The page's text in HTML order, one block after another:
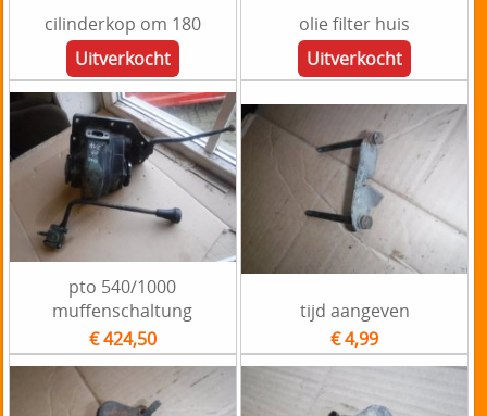
cilinderkop om 180
Uitverkocht
olie filter huis
Uitverkocht
pto 540/1000
muffenschaltung
€ 424,50
tijd aangeven
€ 4,99